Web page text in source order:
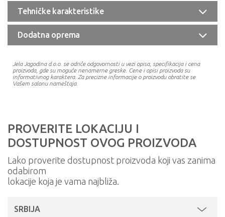
Tehničke karakteristike
Dodatna oprema
Jela Jagodina d.o.o. se odriče odgovornosti u vezi opisa, specifikacija i cena
proizvoda, gde su moguće nenamerne greske. Cene i opisi proizvoda su
informativnog karaktera. Za precizne informacije o proizvodu obratite se
Vašem salonu nameštaja.
PROVERITE LOKACIJU I
DOSTUPNOST OVOG PROIZVODA
Lako proverite dostupnost proizvoda koji vas zanima
odabirom
lokacije koja je vama najbliža.
SRBIJA